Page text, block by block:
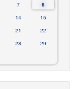
7
8
14
15
21
22
28
29